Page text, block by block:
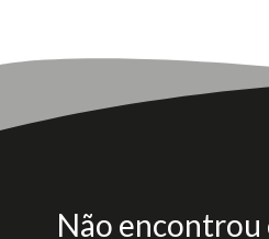
Não encontrou